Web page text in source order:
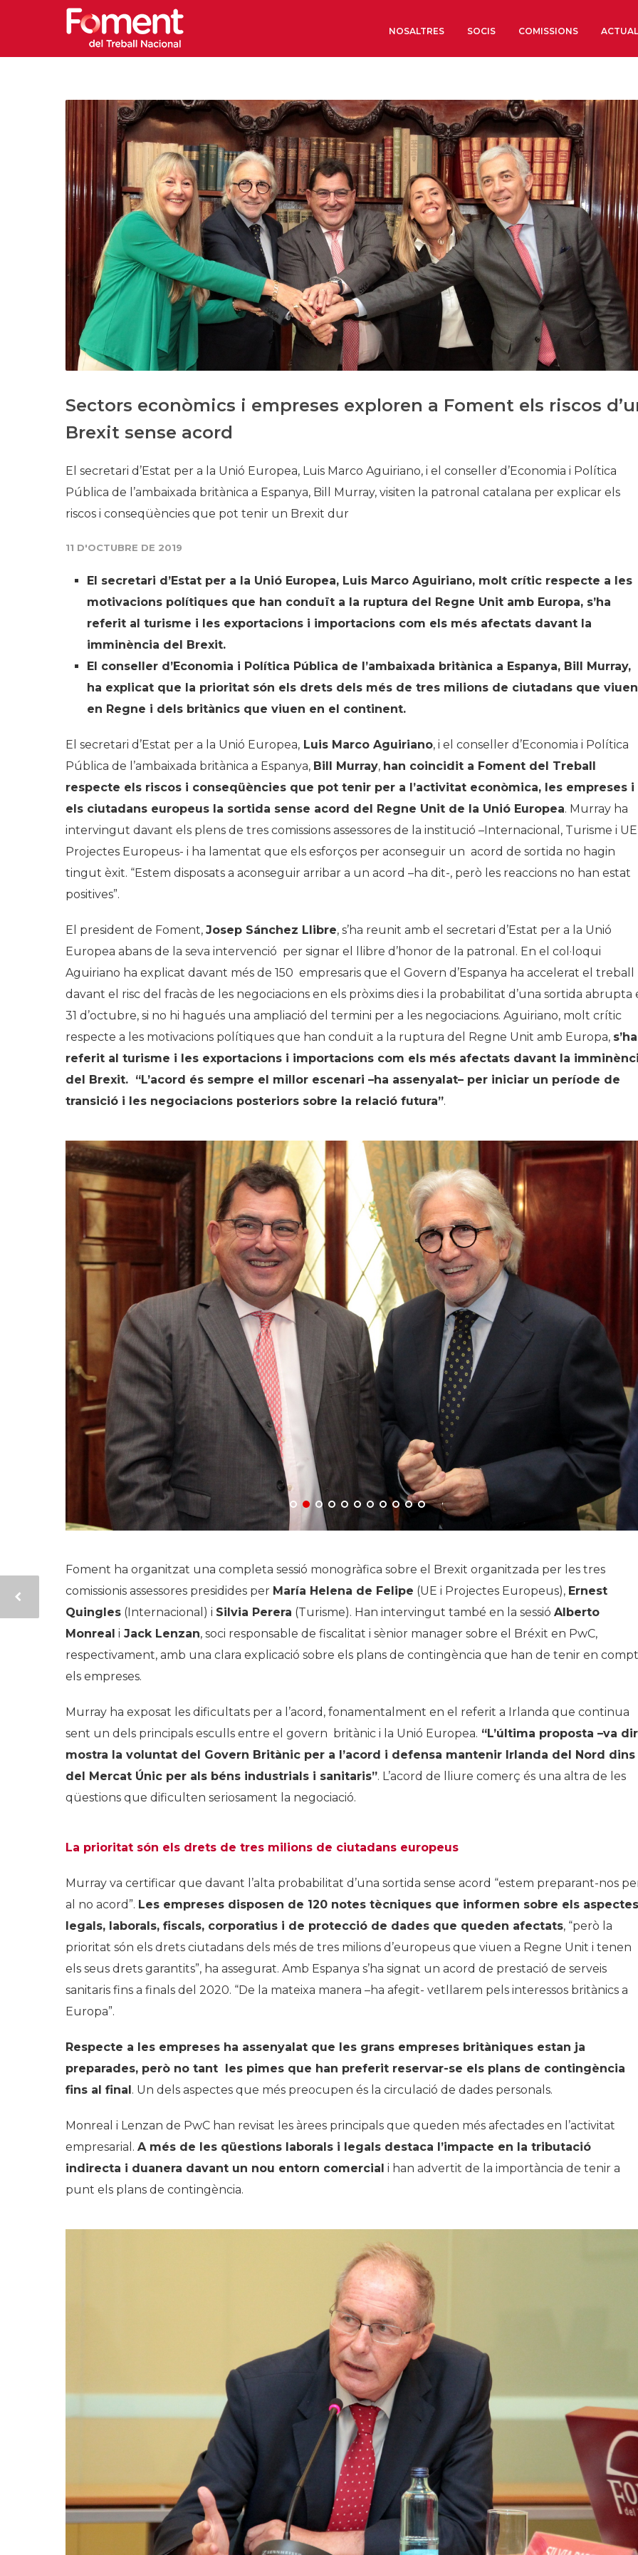
NOSALTRES
Òrgans de Govern
Òrgans Consultius
Estructura Executiva
Institut d’Estudis
Societat Barcelonesa
Econòmics i Socials
Organitzacions
Organitzacions
Coneix més
Història
Galeria de Presidents
Seu Social
SOCIS COMISSIONS
Sectors econòmics i empreses exploren a Foment els riscos
Brexit sense acord
El secretari d’Estat per a la Unió Europea, Luis Marco Aguiriano, i el conseller d’Economia i Política
Pública de l’ambaixada britànica a Espanya, Bill Murray, visiten la patronal catalana per explicar els
riscos i conseqüències que pot tenir un Brexit dur
11 D'OCTUBRE DE 2019
El secretari d’Estat per a la Unió Europea, Luis Marco Aguiriano, molt crític respecte a les
motivacions polítiques que han conduït a la ruptura del Regne Unit amb Europa, s’ha
referit al turisme i les exportacions i importacions com els més afectats davant la
imminència del Brexit.
El conseller d’Economia i Política Pública de l’ambaixada britànica a Espanya, Bill Murray,
ha explicat que la prioritat són els drets dels més de tres milions de ciutadans que viuen
en Regne i dels britànics que viuen en el continent.
El secretari d’Estat per a la Unió Europea, Luis Marco Aguiriano, i el conseller d’Economia i Política
Pública de l’ambaixada britànica a Espanya, Bill Murray, han coincidit a Foment del Treball
respecte els riscos i conseqüències que pot tenir per a l’activitat econòmica, les empreses i
els ciutadans europeus la sortida sense acord del Regne Unit de la Unió Europea. Murray ha
intervingut davant els plens de tres comissions assessores de la institució –Internacional, Turisme i UE
Projectes Europeus- i ha lamentat que els esforços per aconseguir un acord de sortida no hagin
tingut èxit. “Estem disposats a aconseguir arribar a un acord –ha dit-, però les reaccions no han estat
positives”.
El president de Foment, Josep Sánchez Llibre, s’ha reunit amb el secretari d’Estat per a la Unió
Europea abans de la seva intervenció per signar el llibre d’honor de la patronal. En el col·loqui
Aguiriano ha explicat davant més de 150 empresaris que el Govern d’Espanya ha accelerat el treball
davant el risc del fracàs de les negociacions en els pròxims dies i la probabilitat d’una sortida abrupta
31 d’octubre, si no hi hagués una ampliació del termini per a les negociacions. Aguiriano, molt crític
respecte a les motivacions polítiques que han conduït a la ruptura del Regne Unit amb Europa, s’ha
referit al turisme i les exportacions i importacions com els més afectats davant la
del Brexit. “L’acord és sempre el millor escenari –ha assenyalat– per iniciar un període de
transició i les negociacions posteriors sobre la relació futura”.
Foment ha organitzat una completa sessió monogràfica sobre el Brexit organitzada per les tres
comissionis assessores presidides per María Helena de Felipe (UE i Projectes Europeus), Ernest
Quingles (Internacional) i Silvia Perera (Turisme). Han intervingut també en la sessió Alberto
Monreal i Jack Lenzan, soci responsable de fiscalitat i sènior manager sobre el Bréxit en PwC,
respectivament, amb una clara explicació sobre els plans de contingència que han de tenir en
els empreses.
Murray ha exposat les dificultats per a l’acord, fonamentalment en el referit a Irlanda que continua
sent un dels principals esculls entre el govern britànic i la Unió Europea. “L’última proposta –va
mostra la voluntat del Govern Britànic per a l’acord i defensa mantenir Irlanda del Nord dins
del Mercat Únic per als béns industrials i sanitaris”. L’acord de lliure comerç és una altra de les
qüestions que dificulten seriosament la negociació.
La prioritat són els drets de tres milions de ciutadans europeus
Murray va certificar que davant l’alta probabilitat d’una sortida sense acord “estem preparant-nos
al no acord”. Les empreses disposen de 120 notes tècniques que informen sobre els aspectes
legals, laborals, fiscals, corporatius i de protecció de dades que queden afectats, “però la
prioritat són els drets ciutadans dels més de tres milions d’europeus que viuen a Regne Unit i tenen
els seus drets garantits”, ha assegurat. Amb Espanya s’ha signat un acord de prestació de serveis
sanitaris fins a finals del 2020. “De la mateixa manera –ha afegit- vetllarem pels interessos britànics a
Europa”.
Respecte a les empreses ha assenyalat que les grans empreses britàniques estan ja
preparades, però no tant les pimes que han preferit reservar-se els plans de contingència
fins al final. Un dels aspectes que més preocupen és la circulació de dades personals.
Monreal i Lenzan de PwC han revisat les àrees principals que queden més afectades en l’activitat
empresarial. A més de les qüestions laborals i legals destaca l’impacte en la tributació
indirecta i duanera davant un nou entorn comercial i han advertit de la importància de tenir a
punt els plans de contingència.